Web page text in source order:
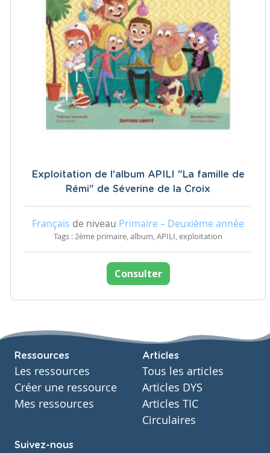
Exploitation de l'album APILI "La famille de
Rémi" de Séverine de la Croix
Français de niveau Primaire – Deuxième année
Tags : 2ème primaire, album, APILI, exploitation
Consulter
Ressources
Les ressources
Créer une ressource
Mes ressources
Articles
Tous les articles
Articles DYS
Articles TIC
Circulaires
Suivez-nous